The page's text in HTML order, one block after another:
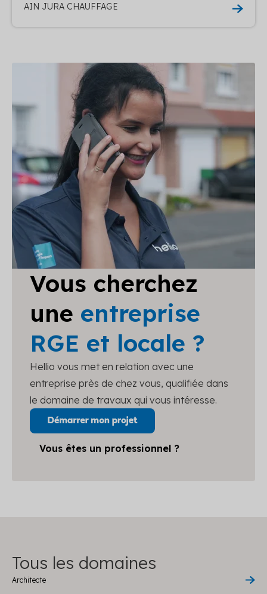
AIN JURA CHAUFFAGE
Vous cherchez
une entreprise
RGE et locale ?
Hellio vous met en relation avec une
entreprise près de chez vous, qualifiée dans
le domaine de travaux qui vous intéresse.
Vous êtes un professionnel ?
Tous les domaines
Architecte